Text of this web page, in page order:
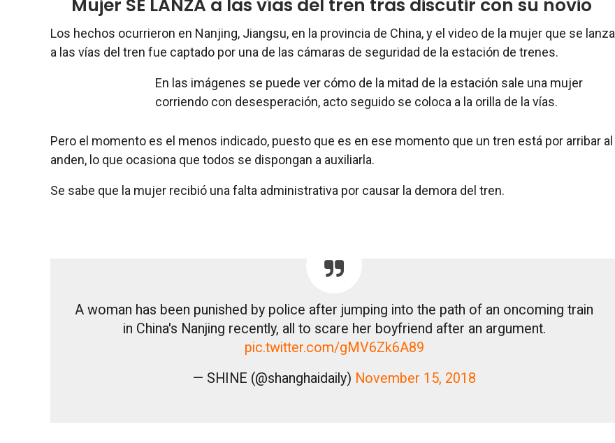
Mujer SE LANZA a las vías del tren tras discutir con su novio
Los hechos ocurrieron en Nanjing, Jiangsu, en la provincia de China, y el video de la mujer que se lanza
a las vías del tren fue captado por una de las cámaras de seguridad de la estación de trenes.
En las imágenes se puede ver cómo de la mitad de la estación sale una mujer
corriendo con desesperación, acto seguido se coloca a la orilla de la vías.
Pero el momento es el menos indicado, puesto que es en ese momento que un tren está por arribar al
anden, lo que ocasiona que todos se dispongan a auxiliarla.
Se sabe que la mujer recibió una falta administrativa por causar la demora del tren.
A woman has been punished by police after jumping into the path of an oncoming train
in China's Nanjing recently, all to scare her boyfriend after an argument.
pic.twitter.com/gMV6Zk6A89
— SHINE (@shanghaidaily) November 15, 2018